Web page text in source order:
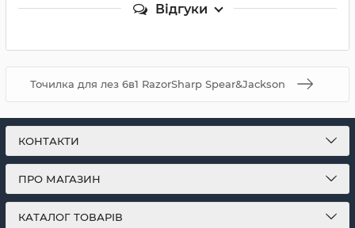
Відгуки
Точилка для лез 6в1 RazorSharp Spear&Jackson
КОНТАКТИ
ПРО МАГАЗИН
КАТАЛОГ ТОВАРІВ